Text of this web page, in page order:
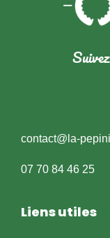
contact@la-
07 70 84 46 25
Liens utiles